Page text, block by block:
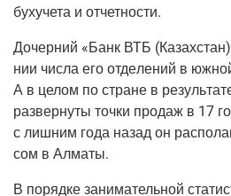
бух­учета и отчетности.
Дочер­ний «Банк ВТБ (Казах­стан
нии чис­ла его отде­ле­ний в
А в целом по стране в
раз­вер­ну­ты точ­ки про­даж в 17
с лиш­ним года назад он
сом в Алматы.
В поряд­ке зани­ма­тель­ной